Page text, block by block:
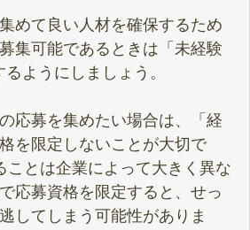
めて良い人材を確保するため
集可能であるときは「未経験
ようにしましょう。
応募を集めたい場合は、「経
を限定しないことが大切で
ことは企業によって大きく異な
応募資格を限定すると、せっ
してしまう可能性がありま